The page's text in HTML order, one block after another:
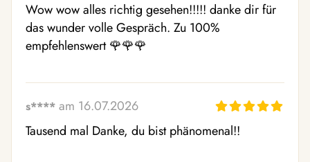
Wow wow alles richtig gesehen!!!!! danke dir für
das wunder volle Gespräch. Zu 100%
empfehlenswert 🌹🌹🌹
s**** am 16.07.2026
Tausend mal Danke, du bist phänomenal!!